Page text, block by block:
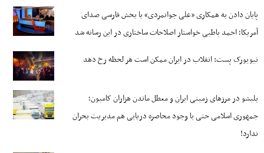
پایان دادن به همکاری «علی جوانمردی» با بخش فارسی صدای
آمریکا؛ احمد باطبی خواستار اصلاحات ساختاری در این رسانه شد
نیویورک پست: انقلاب در ایران ممکن است هر لحظه رخ دهد
بلبشو در مرزهای زمینی ایران و معطل ماندن هزاران کامیون؛
جمهوری اسلامی حتی با وجود محاصره دریایی هم مدیریت بحران
ندارد!